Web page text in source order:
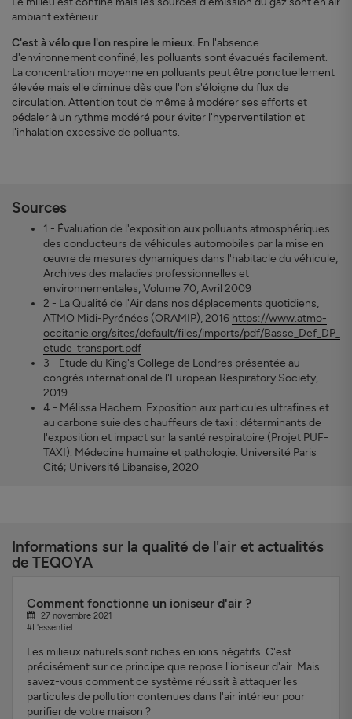
ambiant extérieur.
C'est à vélo que l'on respire le mieux. En l'absence
d'environnement confiné, les polluants sont évacués facilement.
La concentration moyenne en polluants peut être ponctuellement
élevée mais elle diminue dès que l'on s'éloigne du flux de
circulation. Attention tout de même à modérer ses efforts et
pédaler à un rythme modéré pour éviter l'hyperventilation et
l'inhalation excessive de polluants.
Sources
1 - Évaluation de l'exposition aux polluants atmosphériques
des conducteurs de véhicules automobiles par la mise en
œuvre de mesures dynamiques dans l'habitacle du véhicule,
Archives des maladies professionnelles et
environnementales, Volume 70, Avril 2009
2 - La Qualité de l'Air dans nos déplacements quotidiens,
ATMO Midi-Pyrénées (ORAMIP), 2016 https://www.atmo-
occitanie.org/sites/default/files/imports/pdf/Basse_Def_DP_
etude_transport.pdf
3 - Etude du King's College de Londres présentée au
congrès international de l'European Respiratory Society,
2019
4 - Mélissa Hachem. Exposition aux particules ultrafines et
au carbone suie des chauffeurs de taxi : déterminants de
l'exposition et impact sur la santé respiratoire (Projet PUF-
TAXI). Médecine humaine et pathologie. Université Paris
Cité; Université Libanaise, 2020
Informations sur la qualité de l'air et actualités
de TEQOYA
Comment fonctionne un ioniseur d'air ?
27 novembre 2021
#L'essentiel
Les milieux naturels sont riches en ions négatifs. C'est
précisément sur ce principe que repose l'ioniseur d'air. Mais
savez-vous comment ce système réussit à attaquer les
particules de pollution contenues dans l'air intérieur pour
purifier de votre maison ?